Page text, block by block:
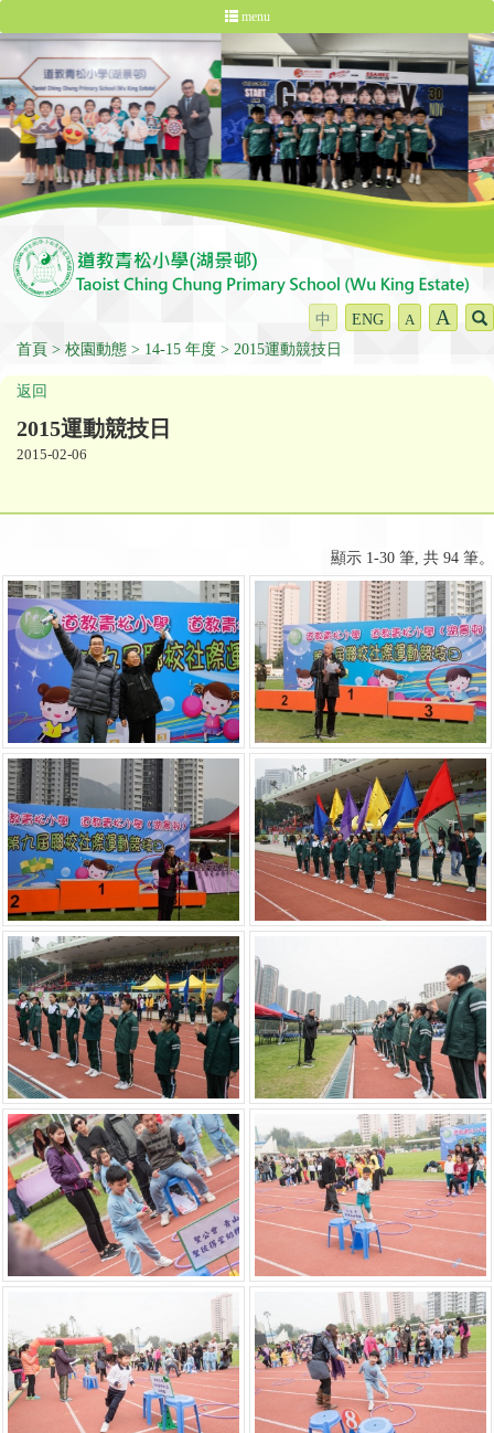
menu
中 ENG A A
首頁 校園動態 14-15 年度 2015運動競技日
返回
2015運動競技日
2015-02-06
顯示 1-30 筆, 共 94 筆。